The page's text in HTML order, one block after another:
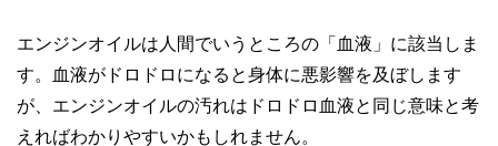
エンジンオイルは人間でいうところの「血液」に該当しま
す。血液がドロドロになると身体に悪影響を及ぼします
が、エンジンオイルの汚れはドロドロ血液と同じ意味と考
えればわかりやすいかもしれません。